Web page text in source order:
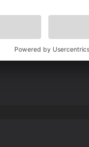
einzubauen,